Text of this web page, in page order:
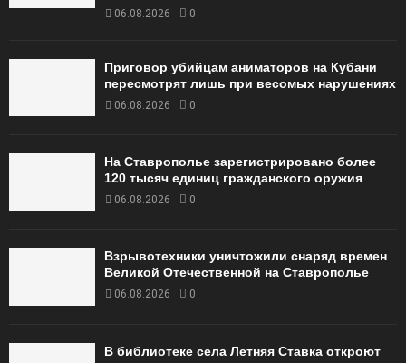
06.08.2026 0
Приговор убийцам аниматоров на Кубани
пересмотрят лишь при весомых нарушениях
06.08.2026 0
На Ставрополье зарегистрировано более
120 тысяч единиц гражданского оружия
06.08.2026 0
Взрывотехники уничтожили снаряд времен
Великой Отечественной на Ставрополье
06.08.2026 0
В библиотеке села Летняя Ставка откроют